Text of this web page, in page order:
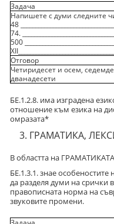
Задача
Напишете с думи следните
48
74.
500
Отговор
Четиридесет и осем,
дванадесети
БЕ.1.2.8. има изградена
отношение към езика на
омразата*
3. ГРАМАТИКА,
В областта на
БЕ.1.3.1. знае особеностите
да разделя думи на срички
правописната норма на
звуковите промени.
Задача